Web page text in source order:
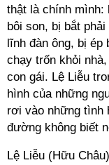
thật là chính
bôi son, bị bắt
lĩnh đàn ông, bị ép
chạy trốn khỏi
con gái. Lệ Liễu
hình của những
rơi vào những tình
đường không biết
Lệ Liễu (Hữu